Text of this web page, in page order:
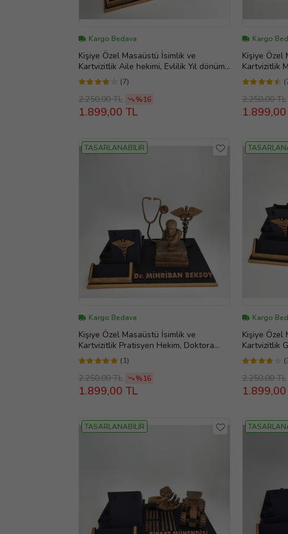
Kargo Bedava
Kişiye Özel Masaüstü İsimlik ve
Kartvizitlik Aile hekimi, Evlilik Yıl dönümü
hediyesi, Ofis Hediye, Doğum Günü
Hediyesi, Kişiye Özel İsimlik, Masa
İsimliği, Yeni İş Hediyesi
(7)
2.250,00 TL %16
1.899,00 TL
Kargo
Kişiye Özel
Kartvizitlik
Plastik
Yıl dönümü
Doğum
İsimlik,
2.250,00 TL
TASARLANABİLİR
Kargo Bedava
Kişiye Özel Masaüstü İsimlik ve
Kartvizitlik Pratisyen Hekim, Doktora
Hediye, Evlilik Yıl dönümü hediyesi, Ofis
Hediye, Doğum Günü Hediyesi, Kişiye
Özel İsimlik, Masa İsimliği, Yeni İş
Hediyesi
(1)
2.250,00 TL %16
1.899,00 TL
Kargo
Kişiye Özel
Kartvizitlik
Hediye,
Hediye,
Özel İsimlik,
Hediyesi
2.250,00 TL
TASARLANABİLİR